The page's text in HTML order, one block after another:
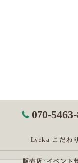
070-
Lycka こだわり
販売店･イベント